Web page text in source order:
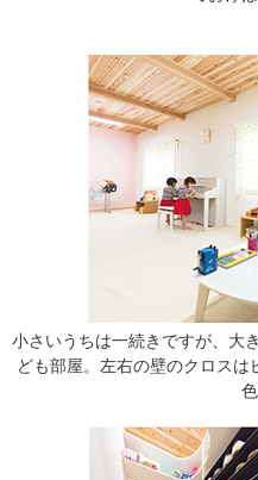
小さいうちは一続きですが、大
ども部屋。左右の壁のクロス
色